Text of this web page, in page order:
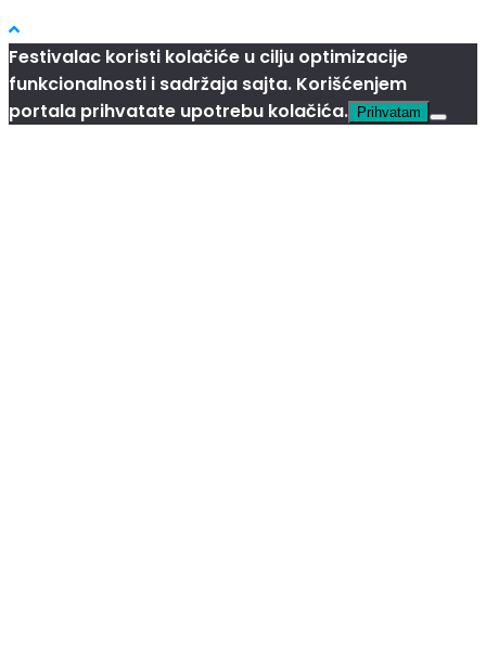
Festivalac koristi kolačiće u cilju optimizacije
funkcionalnosti i sadržaja sajta. Korišćenjem
portala prihvatate upotrebu kolačića.
Prihvatam